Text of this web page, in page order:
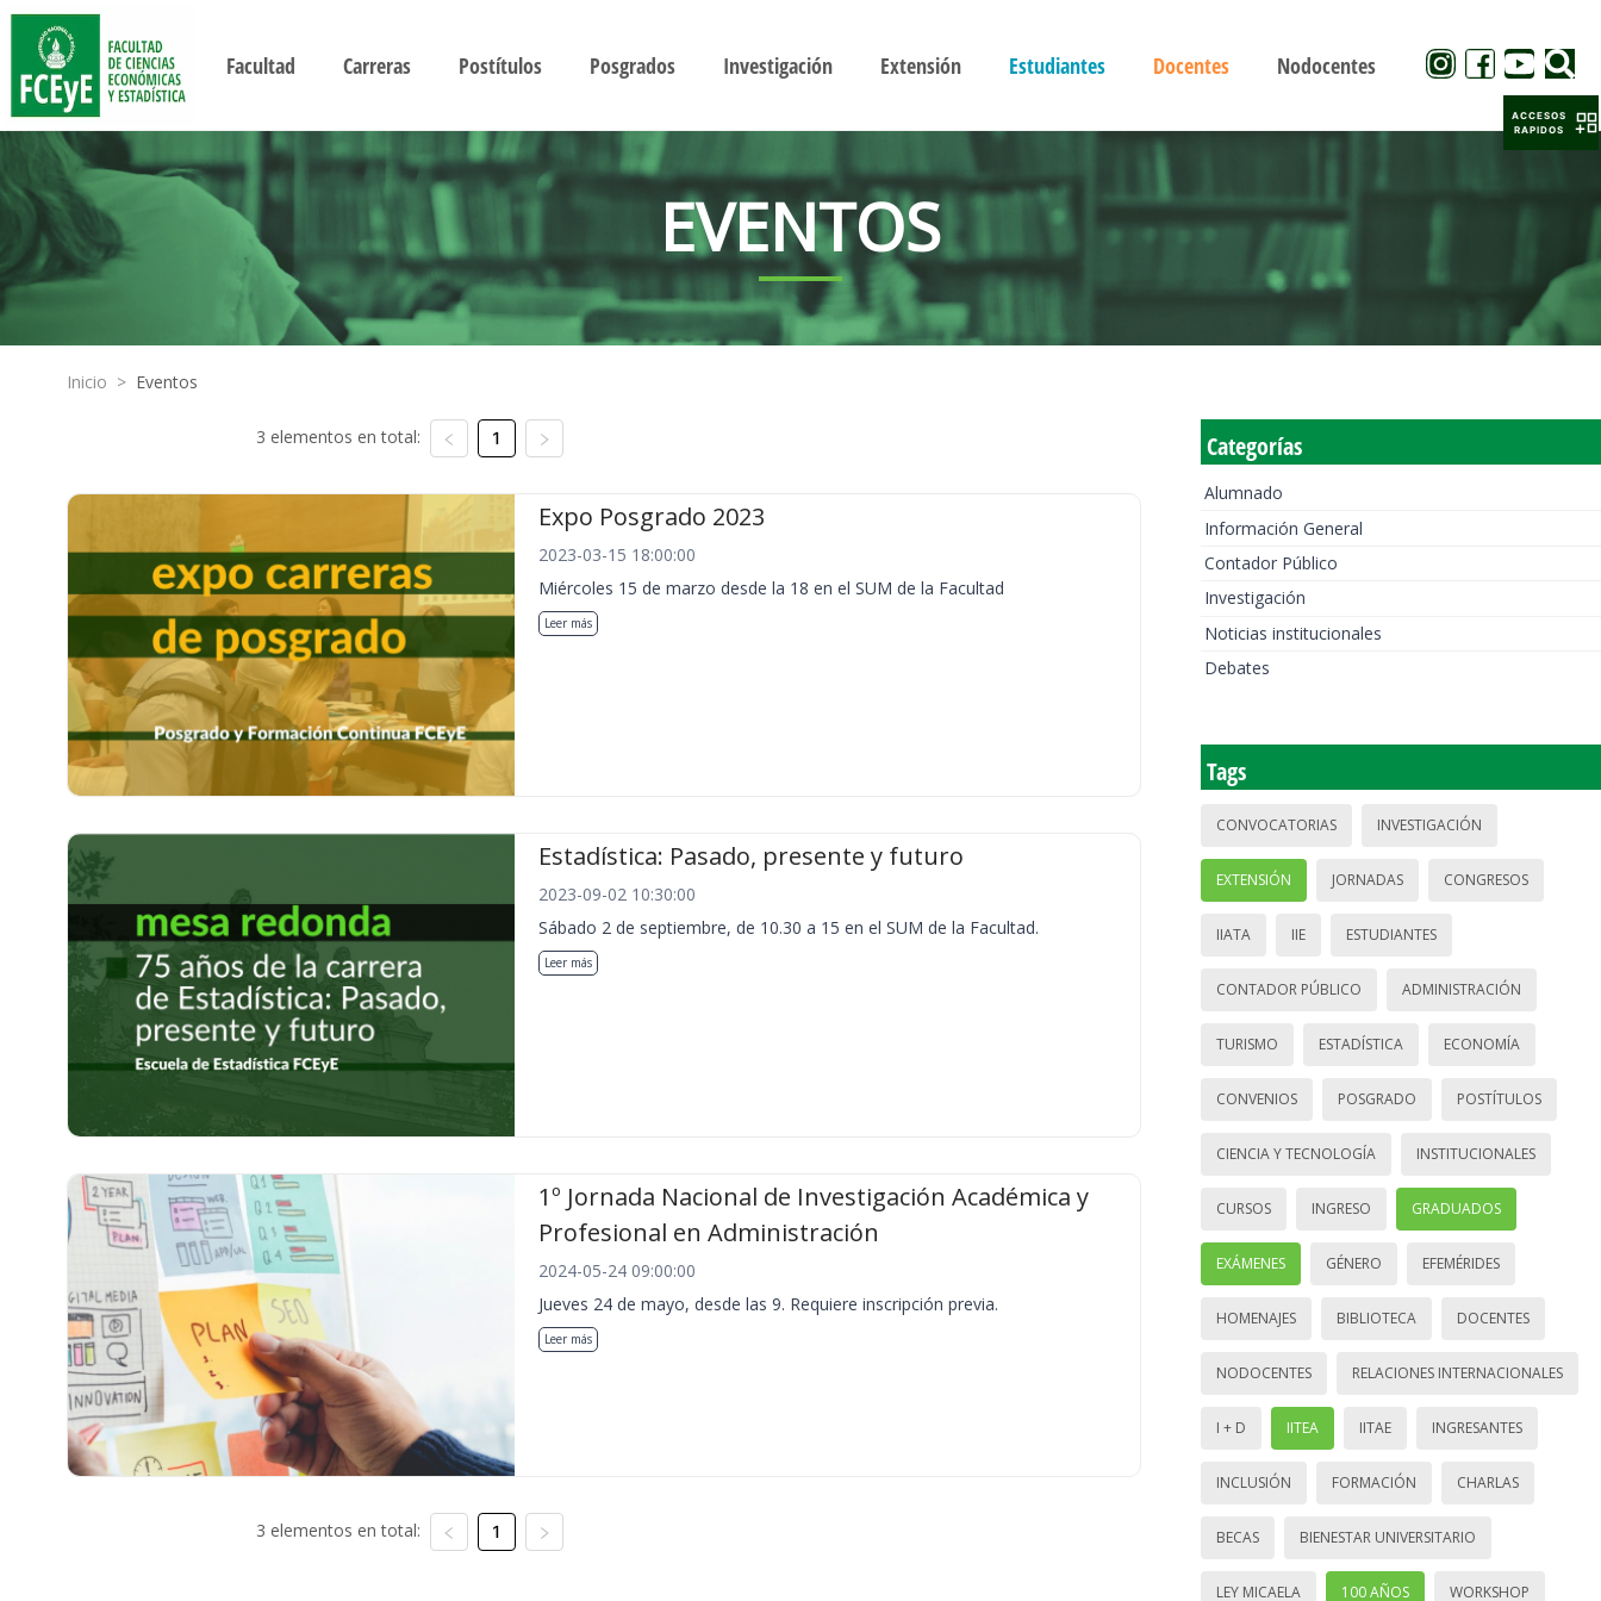
Facultad Carreras Postítulos Posgrados Investigación Extensión Estudiantes Docentes Nodocentes
EVENTOS
Inicio > Eventos
3 elementos en total: 1
Expo Posgrado 2023
2023-03-15 18:00:00
Miércoles 15 de marzo desde la 18 en el SUM de la Facultad
Leer más
Estadística: Pasado, presente y futuro
2023-09-02 10:30:00
Sábado 2 de septiembre, de 10.30 a 15 en el SUM de la Facultad.
Leer más
1º Jornada Nacional de Investigación Académica y
Profesional en Administración
2024-05-24 09:00:00
Jueves 24 de mayo, desde las 9. Requiere inscripción previa.
Leer más
3 elementos en total: 1
Categorías
Alumnado
Información General
Contador Público
Investigación
Noticias institucionales
Debates
Tags
CONVOCATORIAS INVESTIGACIÓN
EXTENSIÓN JORNADAS CONGRESOS
IIATA IIE ESTUDIANTES
CONTADOR PÚBLICO ADMINISTRACIÓN
TURISMO ESTADÍSTICA ECONOMÍA
CONVENIOS POSGRADO POSTÍTULOS
CIENCIA Y TECNOLOGÍA INSTITUCIONALES
CURSOS INGRESO GRADUADOS
EXÁMENES GÉNERO EFEMÉRIDES
HOMENAJES BIBLIOTECA DOCENTES
NODOCENTES RELACIONES INTERNACIONALES
I + D IITEA IITAE INGRESANTES
INCLUSIÓN FORMACIÓN CHARLAS
BECAS BIENESTAR UNIVERSITARIO
LEY MICAELA 100 AÑOS WORKSHOP
ACCESOS
RAPIDOS